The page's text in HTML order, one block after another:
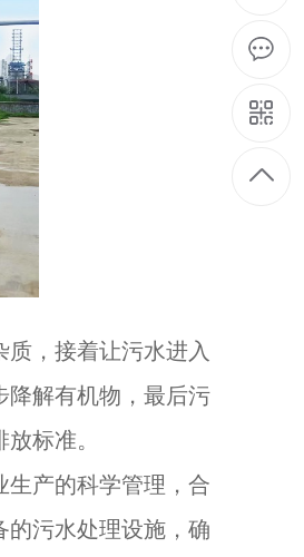
，接着让污水进入
降解有机物，最后污
标准。
生产的科学管理，合
的污水处理设施，确